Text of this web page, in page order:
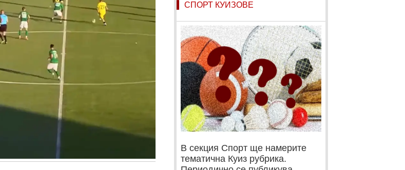
СПОРТ КУИЗОВЕ
В секция Спорт ще намерите
тематична Куиз рубрика.